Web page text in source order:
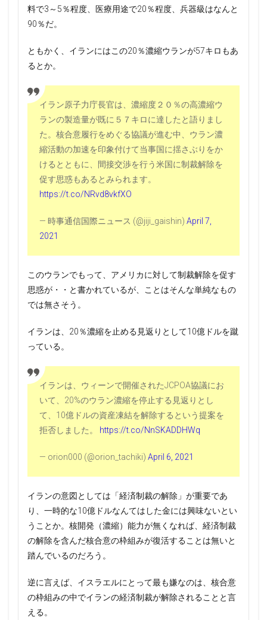
料で3～5％程度、医療用途で20％程度、兵器級はなんと
90％だ。
ともかく、イランにはこの20％濃縮ウランが57キロもあ
るとか。
イラン原子力庁長官は、濃縮度２０％の高濃縮ウ
ランの製造量が既に５７キロに達したと語りまし
た。核合意履行をめぐる協議が進む中、ウラン濃
縮活動の加速を印象付けて当事国に揺さぶりをか
けるとともに、間接交渉を行う米国に制裁解除を
促す思惑もあるとみられます。
https://t.co/NRvd8vkfXO
— 時事通信国際ニュース (@jiji_gaishin) April 7,
2021
このウランでもって、アメリカに対して制裁解除を促す
思惑が・・と書かれているが、ことはそんな単純なもの
では無さそう。
イランは、20％濃縮を止める見返りとして10億ドルを蹴
っている。
イランは、ウィーンで開催されたJCPOA協議にお
いて、20%のウラン濃縮を停止する見返りとし
て、10億ドルの資産凍結を解除するという提案を
拒否しました。 https://t.co/NnSKADDHWq
— orion000 (@orion_tachiki) April 6, 2021
イランの意図としては「経済制裁の解除」が重要であ
り、一時的な10億ドルなんてはした金には興味ないとい
うことか。核開発（濃縮）能力が無くなれば、経済制裁
の解除を含んだ核合意の枠組みが復活することは無いと
踏んでいるのだろう。
逆に言えば、イスラエルにとって最も嫌なのは、核合意
の枠組みの中でイランの経済制裁が解除されることと言
える。